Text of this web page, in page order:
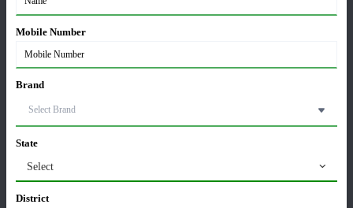
फ्रेंच बीन फसलों की निरंतर उत्पादकता सुनिश्चित करने के लिए स्थायी समाधान
विकसित करने में महत्वपूर्ण भूमिका निभाएगी।
श्रेणी
फसल भंडारण
Mobile Number
Brand
State
Select
District